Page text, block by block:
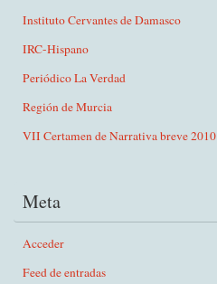
Instituto Cervantes de Damasco
IRC-Hispano
Periódico La Verdad
Región de Murcia
VII Certamen de Narrativa breve 2010
Meta
Acceder
Feed de entradas